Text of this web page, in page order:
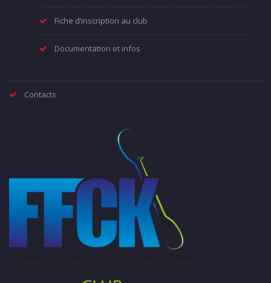
Fiche d’inscription au club
Documentation et infos
Contacts